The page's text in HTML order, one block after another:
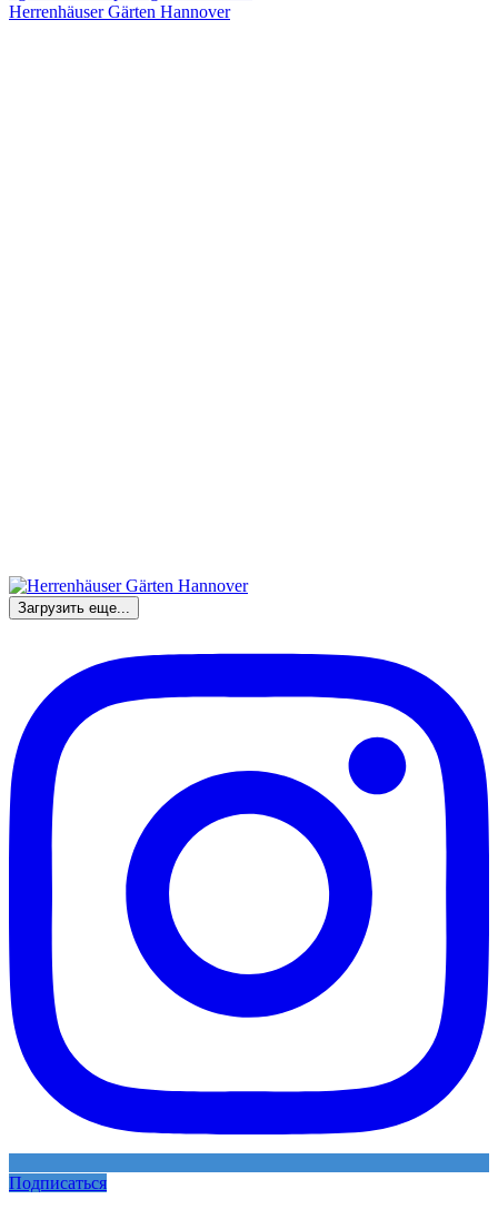
Herrenhäuser Gärten Hannover
Загрузить еще...
Подписаться